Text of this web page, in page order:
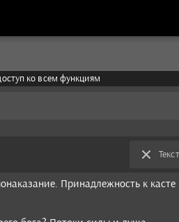
ко всем функциям
Принадлежность к касте